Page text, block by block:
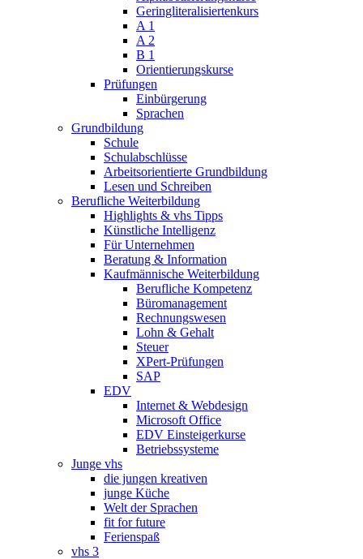
Geringliteralisiertenkurs
A 1
A 2
B 1
Orientierungskurse
Prüfungen
Einbürgerung
Sprachen
Grundbildung
Schule
Schulabschlüsse
Arbeitsorientierte Grundbildung
Lesen und Schreiben
Berufliche Weiterbildung
Highlights & vhs Tipps
Künstliche Intelligenz
Für Unternehmen
Beratung & Information
Kaufmännische Weiterbildung
Berufliche Kompetenz
Büromanagement
Rechnungswesen
Lohn & Gehalt
Steuer
XPert-Prüfungen
SAP
EDV
Internet & Webdesign
Microsoft Office
EDV Einsteigerkurse
Betriebssysteme
Junge vhs
die jungen kreativen
junge Küche
Welt der Sprachen
fit for future
Ferienspaß
vhs 3